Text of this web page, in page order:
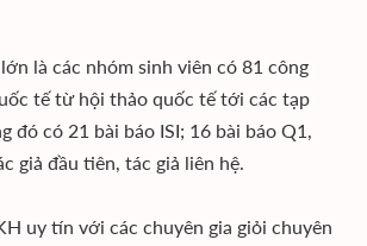
là các nhóm sinh viên có 81 công
tế từ hội thảo quốc tế tới các tạp
đó có 21 bài báo ISI; 16 bài báo Q1,
giả đầu tiên, tác giả liên hệ.
uy tín với các chuyên gia giỏi chuyên